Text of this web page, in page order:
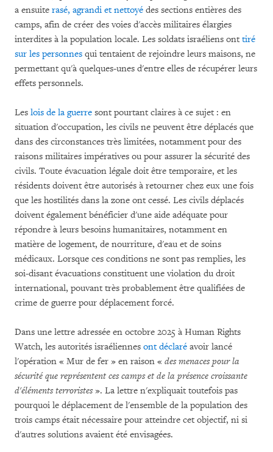
a ensuite rasé, agrandi et nettoyé des sections entières des
camps, afin de créer des voies d'accès militaires élargies
interdites à la population locale. Les soldats israéliens ont tiré
sur les personnes qui tentaient de rejoindre leurs maisons, ne
permettant qu'à quelques-unes d'entre elles de récupérer leurs
effets personnels.
Les lois de la guerre sont pourtant claires à ce sujet : en
situation d'occupation, les civils ne peuvent être déplacés que
dans des circonstances très limitées, notamment pour des
raisons militaires impératives ou pour assurer la sécurité des
civils. Toute évacuation légale doit être temporaire, et les
résidents doivent être autorisés à retourner chez eux une fois
que les hostilités dans la zone ont cessé. Les civils déplacés
doivent également bénéficier d'une aide adéquate pour
répondre à leurs besoins humanitaires, notamment en
matière de logement, de nourriture, d'eau et de soins
médicaux. Lorsque ces conditions ne sont pas remplies, les
soi-disant évacuations constituent une violation du droit
international, pouvant très probablement être qualifiées de
crime de guerre pour déplacement forcé.
Dans une lettre adressée en octobre 2025 à Human Rights
Watch, les autorités israéliennes ont déclaré avoir lancé
l'opération « Mur de fer » en raison « des menaces pour la
sécurité que représentent ces camps et de la présence croissante
d'éléments terroristes». La lettre n'expliquait toutefois pas
pourquoi le déplacement de l'ensemble de la population des
trois camps était nécessaire pour atteindre cet objectif, ni si
d'autres solutions avaient été envisagées.